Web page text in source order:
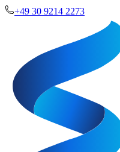
+49 30 9214 2273